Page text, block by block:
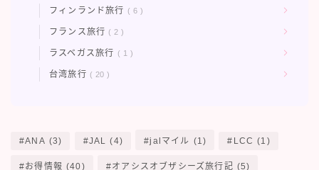
フィンランド旅行 6
フランス旅行 2
ラスベガス旅行 1
台湾旅行 20
ANA (3) JAL (4) jalマイル (1) LCC (1)
お得情報 (40) オアシスオブザシーズ旅行記 (5)